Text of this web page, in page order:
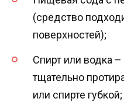
(средство
поверхностей);
Спирт или водка
тщательно
или спирте губкой;